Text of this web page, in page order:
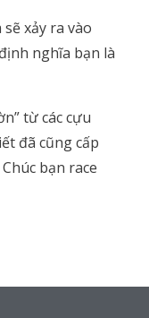
xảy ra vào
nghĩa bạn là
từ các cựu
đã cũng cấp
bạn race